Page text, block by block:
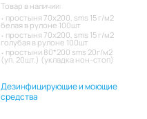
Товар в наличии:
простыня 70х200, sms 15 г/м2
белая в рулоне 100шт
простыня 70х200, sms 15 г/м2
голубая в рулоне 100шт
простыни 80*200 sms 20г/м2
(уп. 20шт.) (укладка нон-стоп)
Дезинфицирующие и моющие
средства